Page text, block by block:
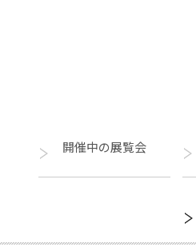
開催中の展覧会